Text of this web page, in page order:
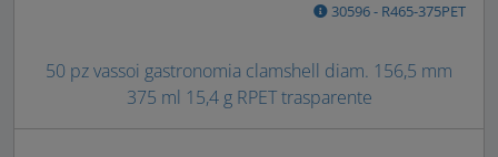
30596 - R465-375PET
50 pz vassoi gastronomia clamshell diam. 156,5 mm
375 ml 15,4 g RPET trasparente